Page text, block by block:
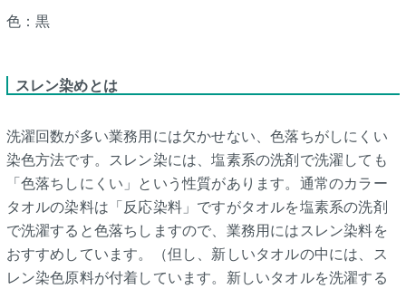
色：黒
スレン染めとは
洗濯回数が多い業務用には欠かせない、色落ちがしにくい
染色方法です。スレン染には、塩素系の洗剤で洗濯しても
「色落ちしにくい」という性質があります。通常のカラー
タオルの染料は「反応染料」ですがタオルを塩素系の洗剤
で洗濯すると色落ちしますので、業務用にはスレン染料を
おすすめしています。（但し、新しいタオルの中には、ス
レン染色原料が付着しています。新しいタオルを洗濯する